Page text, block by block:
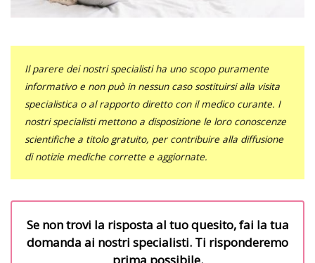
Il parere dei nostri specialisti ha uno scopo puramente
informativo e non può in nessun caso sostituirsi alla visita
specialistica o al rapporto diretto con il medico curante. I
nostri specialisti mettono a disposizione le loro conoscenze
scientifiche a titolo gratuito, per contribuire alla diffusione
di notizie mediche corrette e aggiornate.
Se non trovi la risposta al tuo quesito, fai la tua
domanda ai nostri specialisti. Ti risponderemo